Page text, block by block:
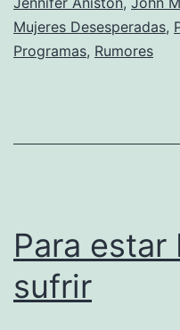
Mujeres Desesperadas,
Programas, Rumores
Para estar
sufrir